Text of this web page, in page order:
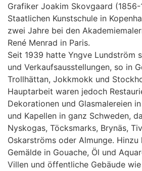
Grafiker Joakim Skovgaard
Staatlichen Kunstschule in
zwei Jahre bei den
René Menrad in Paris.
Seit 1939 hatte Yngve Lundström
und Verkaufsausstellungen, so in
Trollhättan, Jokkmokk und
Hauptarbeit waren jedoch
Dekorationen und Glasmalereien
und Kapellen in ganz Schweden,
Nyskogas, Töcksmarks, Brynäs,
Oskarströms oder Almunge.
Gemälde in Gouache, Öl und
Villen und öffentliche Gebäude